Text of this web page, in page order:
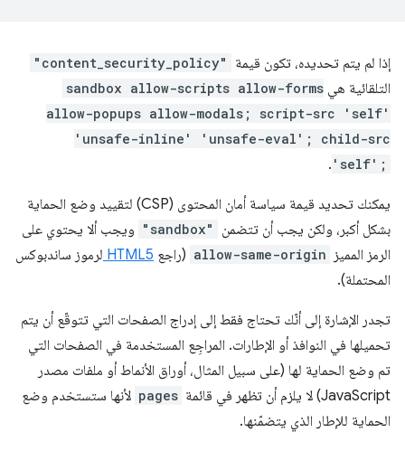
إذا لم يتم تحديده، تكون قيمة "content_security_policy"
التلقائية هي sandbox allow-scripts allow-forms
allow-popups allow-modals; script-src 'self'
'unsafe-inline' 'unsafe-eval'; child-src
'self';
.
يمكنك تحديد قيمة سياسة أمان المحتوى (CSP) لتقييد وضع الحماية
بشكل أكبر، ولكن يجب أن تتضمن
"sandbox" ويجب ألا يحتوي على
الرمز المميز allow-same-origin (راجع HTML5 لرموز ساندبوكس
المحتملة).
تجدر الإشارة إلى أنّك تحتاج فقط إلى إدراج الصفحات التي تتوقّع أن يتم
تحميلها في النوافذ أو الإطارات. المراجِع المستخدمة في الصفحات التي
تم وضع الحماية لها (على سبيل المثال، أوراق الأنماط أو ملفات مصدر
JavaScript) لا يلزم أن تظهر في قائمة
pages لأنها ستستخدم وضع
الحماية للإطار الذي يتضمّنها.